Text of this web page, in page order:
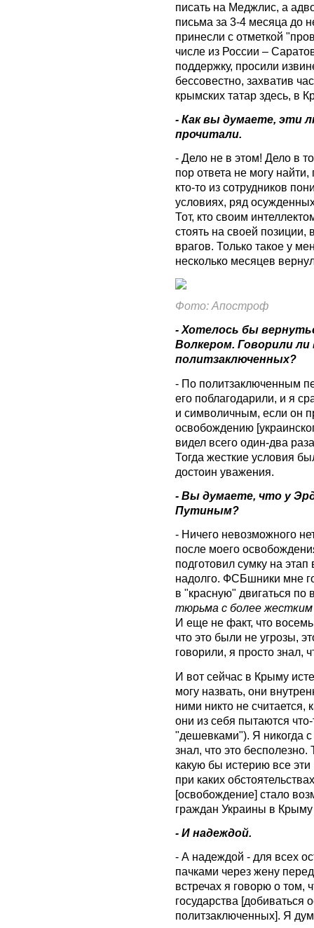
писать на Меджлис, а
письма за 3-4 месяца до
принесли с отметкой
числе из России –
поддержку, просили
бессовестно, захватив
крымских татар здесь, в
- Как вы думаете, эти
прочитали.
- Дело не в этом! Дело в
пор ответа не могу
кто-то из сотрудников
условиях, ряд
Тот, кто своим
стоять на своей позиции,
врагов. Только такое у
несколько месяцев
Фото: Апостроф
- Хотелось бы
Волкером. Говорили
политзаключенных?
- По политзаключенным
его поблагодарили, и я
и символичным, если он
освобождению
видел всего один-два
Тогда жесткие условия
достоин уважения.
- Вы думаете, что у
Путиным?
- Ничего невозможного
после моего
подготовил сумку на
надолго. ФСБшники мне
в "красную" двигаться по
тюрьма с более
И еще не факт, что
что это были не угрозы,
говорили, я просто знал,
И вот сейчас в Крыму
могу назвать, они
ними никто не считается,
они из себя пытаются
"дешевками"). Я никогда
знал, что это
какую бы истерию все
при каких
[освобождение] стало
граждан Украины в
- И надеждой.
- А надеждой - для всех
пачками через жену
встречах я говорю о том,
государства [добиваться
политзаключенных]. Я